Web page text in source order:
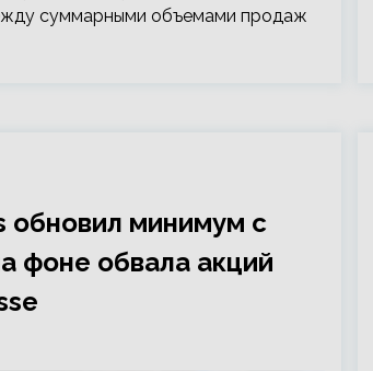
суммарными объемами продаж
обновил минимум с
фоне обвала акций